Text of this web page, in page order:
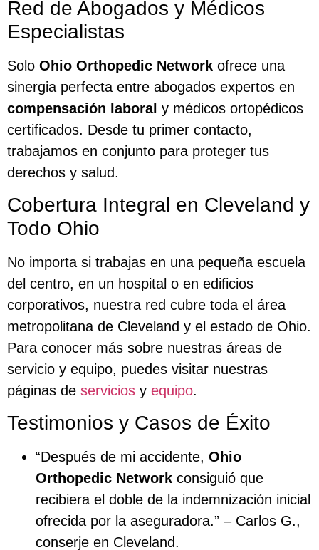
Red de Abogados y Médicos
Especialistas
Solo Ohio Orthopedic Network ofrece una
sinergia perfecta entre abogados expertos en
compensación laboral y médicos ortopédicos
certificados. Desde tu primer contacto,
trabajamos en conjunto para proteger tus
derechos y salud.
Cobertura Integral en Cleveland y
Todo Ohio
No importa si trabajas en una pequeña escuela
del centro, en un hospital o en edificios
corporativos, nuestra red cubre toda el área
metropolitana de Cleveland y el estado de Ohio.
Para conocer más sobre nuestras áreas de
servicio y equipo, puedes visitar nuestras
páginas de servicios y equipo.
Testimonios y Casos de Éxito
“Después de mi accidente, Ohio
Orthopedic Network consiguió que
recibiera el doble de la indemnización inicial
ofrecida por la aseguradora.” – Carlos G.,
conserje en Cleveland.